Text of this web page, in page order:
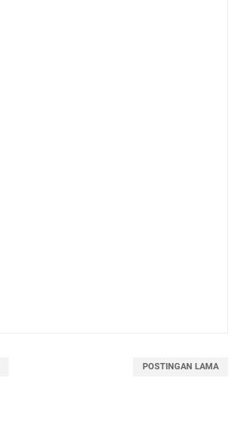
POSTINGAN LAMA